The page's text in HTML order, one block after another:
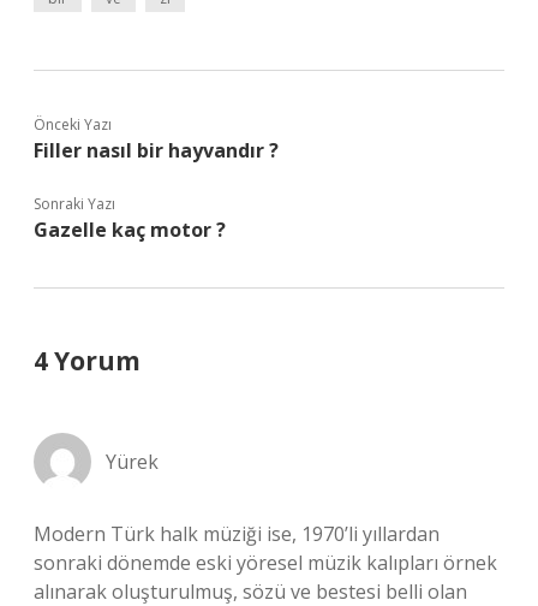
Önceki Yazı
Filler nasıl bir hayvandır ?
Sonraki Yazı
Gazelle kaç motor ?
4 Yorum
Yürek
Modern Türk halk müziği ise, 1970’li yıllardan
sonraki dönemde eski yöresel müzik kalıpları örnek
alınarak oluşturulmuş, sözü ve bestesi belli olan